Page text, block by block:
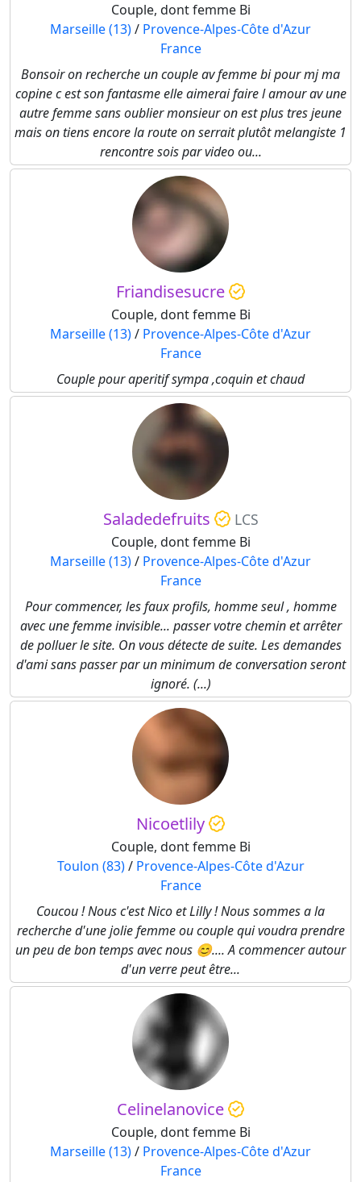
Couple, dont femme Bi
Marseille (13)/ Provence-Alpes-Côte d'Azur
France
Bonsoir on recherche un couple av femme bi pour mj ma
copine c est son fantasme elle aimerai faire l amour av une
autre femme sans oublier monsieur on est plus tres jeune
mais on tiens encore la route on serrait plutôt melangiste 1
rencontre sois par video ou...
Friandisesucre
Couple, dont femme Bi
Marseille (13)/ Provence-Alpes-Côte d'Azur
France
Couple pour aperitif sympa ,coquin et chaud
Saladedefruits LCS
Couple, dont femme Bi
Marseille (13)/ Provence-Alpes-Côte d'Azur
France
Pour commencer, les faux profils, homme seul , homme
avec une femme invisible... passer votre chemin et arrêter
de polluer le site. On vous détecte de suite. Les demandes
d'ami sans passer par un minimum de conversation seront
ignoré. (...)
Nicoetlily
Couple, dont femme Bi
Toulon (83)/ Provence-Alpes-Côte d'Azur
France
Coucou ! Nous c'est Nico et Lilly ! Nous sommes a la
recherche d'une jolie femme ou couple qui voudra prendre
un peu de bon temps avec nous 😊.... A commencer autour
d'un verre peut être...
Celinelanovice
Couple, dont femme Bi
Marseille (13)/ Provence-Alpes-Côte d'Azur
France